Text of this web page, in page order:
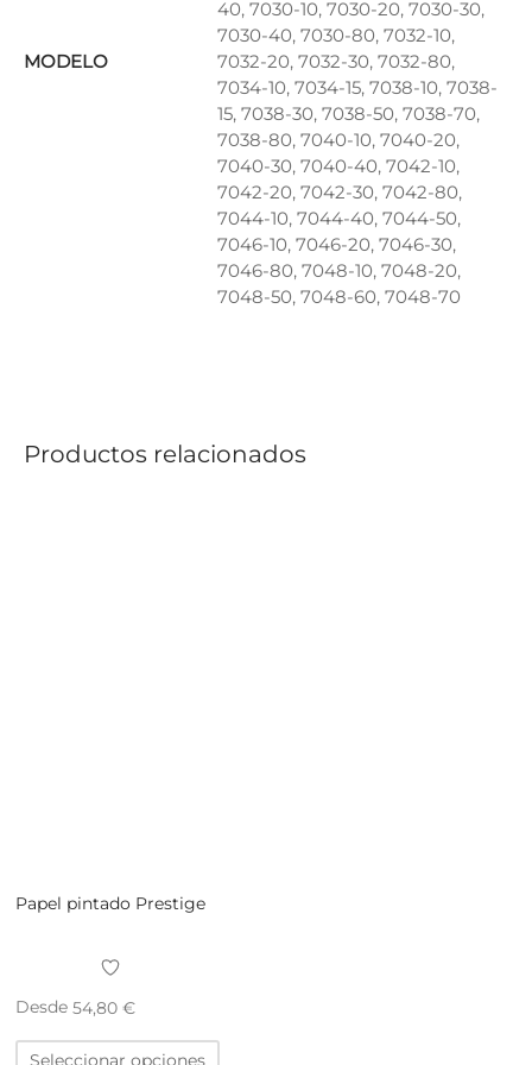
MODELO
40, 7030-10, 7030-20, 7030-30,
7030-40, 7030-80, 7032-10,
7032-20, 7032-30, 7032-80,
7034-10, 7034-15, 7038-10, 7038-
15, 7038-30, 7038-50, 7038-70,
7038-80, 7040-10, 7040-20,
7040-30, 7040-40, 7042-10,
7042-20, 7042-30, 7042-80,
7044-10, 7044-40, 7044-50,
7046-10, 7046-20, 7046-30,
7046-80, 7048-10, 7048-20,
7048-50, 7048-60, 7048-70
Productos relacionados
Papel pintado Prestige
Desde 54,80 €
Seleccionar opciones
Este